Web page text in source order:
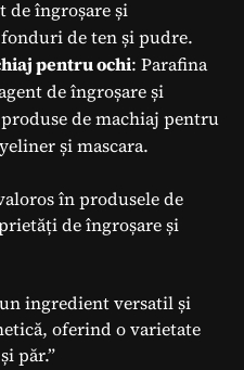
de îngroșare și
de ten și pudre.
pentru ochi: Parafina
de îngroșare și
de machiaj pentru
și mascara.
în produsele de
de îngroșare și
ingredient versatil și
oferind o varietate
păr.”